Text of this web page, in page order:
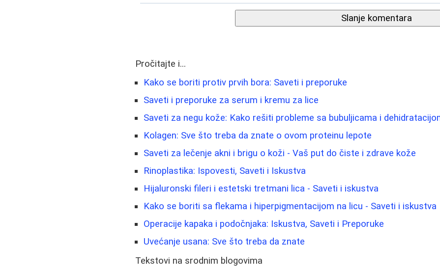
Slanje komentara
Pročitajte i...
Kako se boriti protiv prvih bora: Saveti i preporuke
Saveti i preporuke za serum i kremu za lice
Saveti za negu kože: Kako rešiti probleme sa bubuljicama i
Kolagen: Sve što treba da znate o ovom proteinu lepote
Saveti za lečenje akni i brigu o koži - Vaš put do čiste i zdrave kože
Rinoplastika: Ispovesti, Saveti i Iskustva
Hijaluronski fileri i estetski tretmani lica - Saveti i iskustva
Kako se boriti sa flekama i hiperpigmentacijom na licu - Saveti i iskustva
Operacije kapaka i podočnjaka: Iskustva, Saveti i Preporuke
Uvećanje usana: Sve što treba da znate
Tekstovi na srodnim blogovima